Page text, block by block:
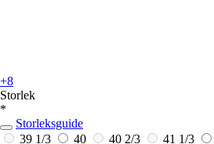
+8
Storlek
*
Storleksguide
39 1/3
40 40 2/3 41 1/3